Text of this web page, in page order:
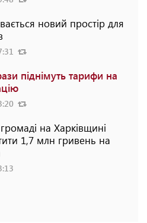
новий простір для
піднімуть тарифи на
на Харківщині
1,7 млн гривень на